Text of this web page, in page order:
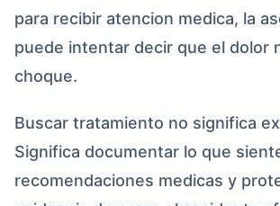
para recibir atencion medica, la
puede intentar decir que el dolor
choque.
Buscar tratamiento no significa
Significa documentar lo que
recomendaciones medicas y